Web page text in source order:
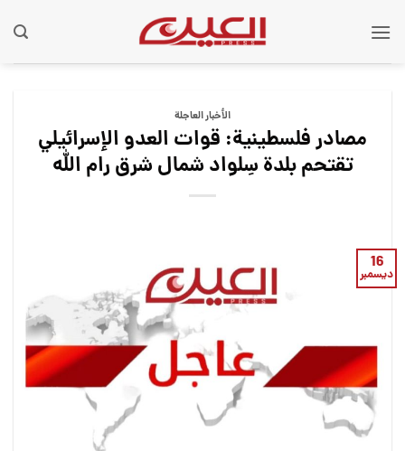
الأخبار العاجلة
مصادر فلسطينية: قوات العدو الإسرائيلي
تقتحم بلدة سِلواد شمال شرق رام الله
16
ديسمبر